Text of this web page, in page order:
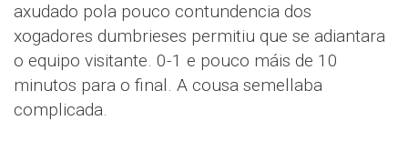
axudado pola pouco contundencia dos
xogadores dumbrieses permitiu que se adiantara
o equipo visitante. 0-1 e pouco máis de 10
minutos para o final. A cousa semellaba
complicada.